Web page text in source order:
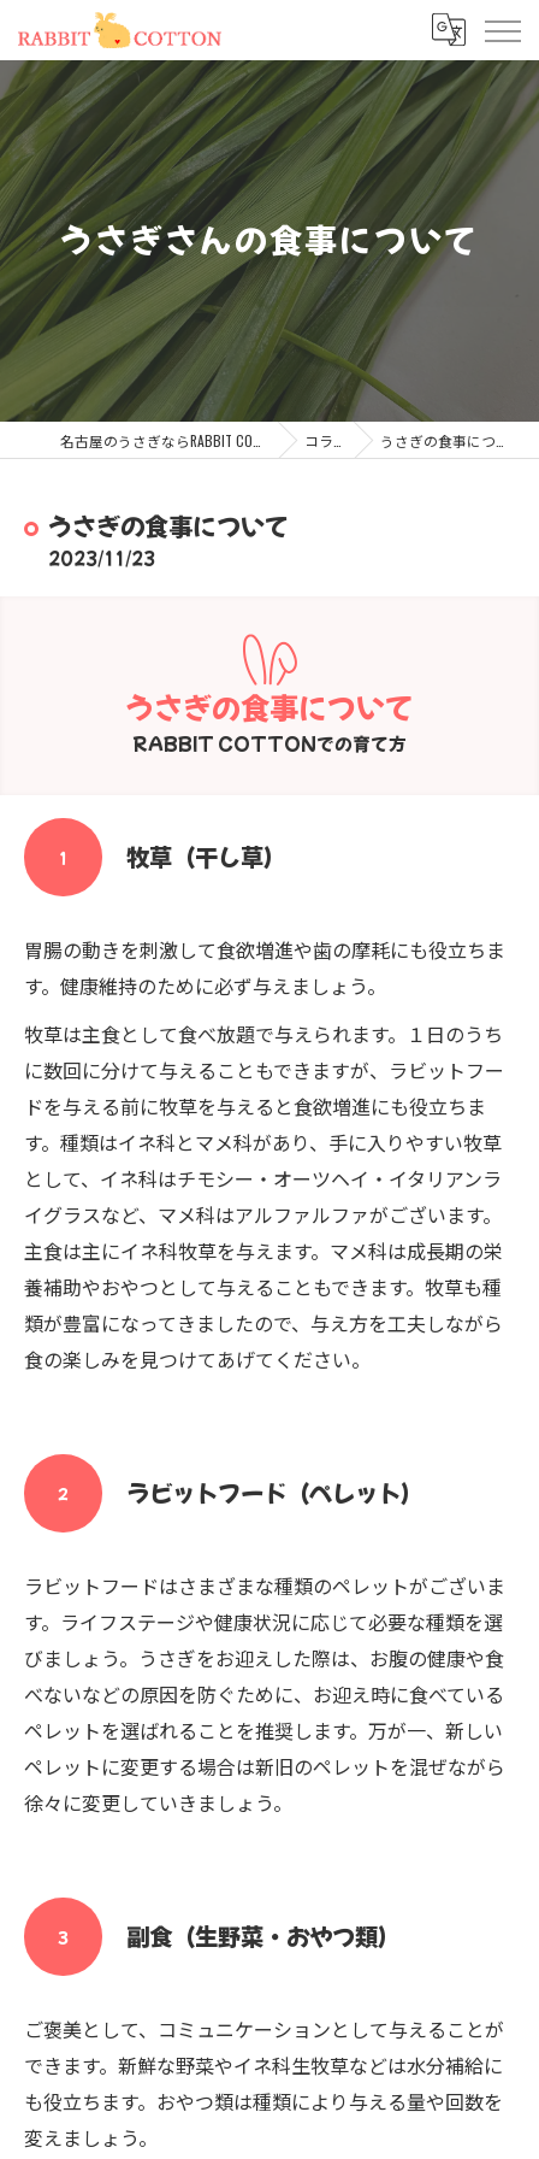
うさぎさんの食事について
コラム うさぎの食事について
うさぎの食事について
2023/11/23
RABBIT COTTONでの育て方
うさぎの食事について
牧草（干し草）
１
胃腸の動きを刺激して食欲増進や歯の摩耗にも役立ちま
す。健康維持のために必ず与えましょう。
牧草は主食として食べ放題で与えられます。１日のうち
に数回に分けて与えることもできますが、ラビットフー
ドを与える前に牧草を与えると食欲増進にも役立ちま
す。種類はイネ科とマメ科があり、手に入りやすい牧草
として、イネ科はチモシー・オーツヘイ・イタリアンラ
イグラスなど、マメ科はアルファルファがございます。
主食は主にイネ科牧草を与えます。マメ科は成長期の栄
養補助やおやつとして与えることもできます。牧草も種
類が豊富になってきましたので、与え方を工夫しながら
食の楽しみを見つけてあげてください。
ラビットフード（ペレット）
２
ラビットフードはさまざまな種類のペレットがございま
す。ライフステージや健康状況に応じて必要な種類を選
びましょう。うさぎをお迎えした際は、お腹の健康や食
べないなどの原因を防ぐために、お迎え時に食べている
ペレットを選ばれることを推奨します。万が一、新しい
ペレットに変更する場合は新旧のペレットを混ぜながら
徐々に変更していきましょう。
副食（生野菜・おやつ類）
３
ご褒美として、コミュニケーションとして与えることが
できます。新鮮な野菜やイネ科生牧草などは水分補給に
も役立ちます。おやつ類は種類により与える量や回数を
変えましょう。